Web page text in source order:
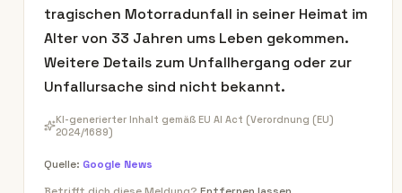
tragischen Motorradunfall in seiner Heimat im
Alter von 33 Jahren ums Leben gekommen.
Weitere Details zum Unfallhergang oder zur
Unfallursache sind nicht bekannt.
KI-generierter Inhalt gemäß EU AI Act (Verordnung (EU)
2024/1689)
Quelle: Google News